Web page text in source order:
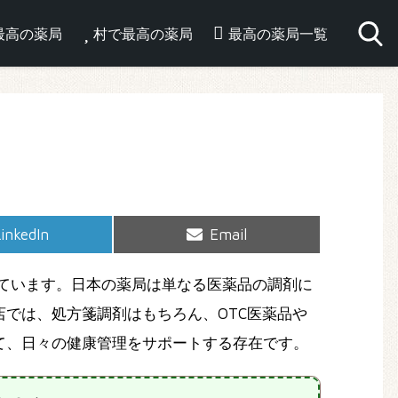
高の薬局 村で最高の薬局 最高の薬局一覧
Share
Email
ます。日本の薬局は単なる医薬品の調剤に
は、処方箋調剤はもちろん、OTC医薬品や
日々の健康管理をサポートする存在です。